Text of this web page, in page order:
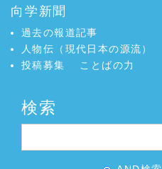
向学新聞
過去の報道記事
人物伝（現代日本の源流）
投稿募集
ことばの力
検索